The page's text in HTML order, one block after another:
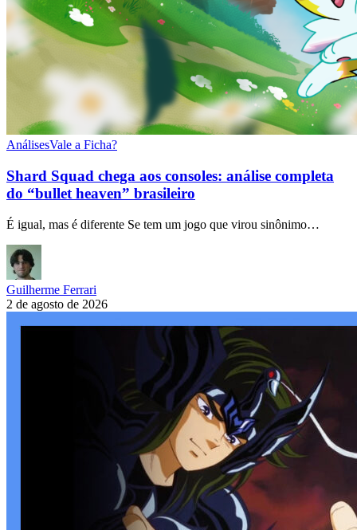
AnálisesVale a Ficha?
Shard Squad chega aos consoles: análise completa
do “bullet heaven” brasileiro
É igual, mas é diferente Se tem um jogo que virou sinônimo…
Guilherme Ferrari
2 de agosto de 2026